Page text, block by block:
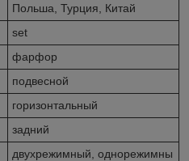
Польша, Турция, Китай
set
фарфор
подвесной
горизонтальный
задний
двухрежимный, однорежимны